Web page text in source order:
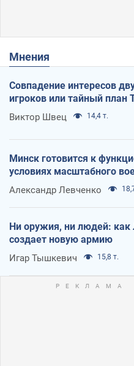
Мнения
Совпадение интересов
игроков или тайный план
Виктор Швец 14,4 т.
Минск готовится к
условиях масштабного
Александр Левченко
Ни оружия, ни людей: как
создает новую армию
Игар Тышкевич 15,8 т.